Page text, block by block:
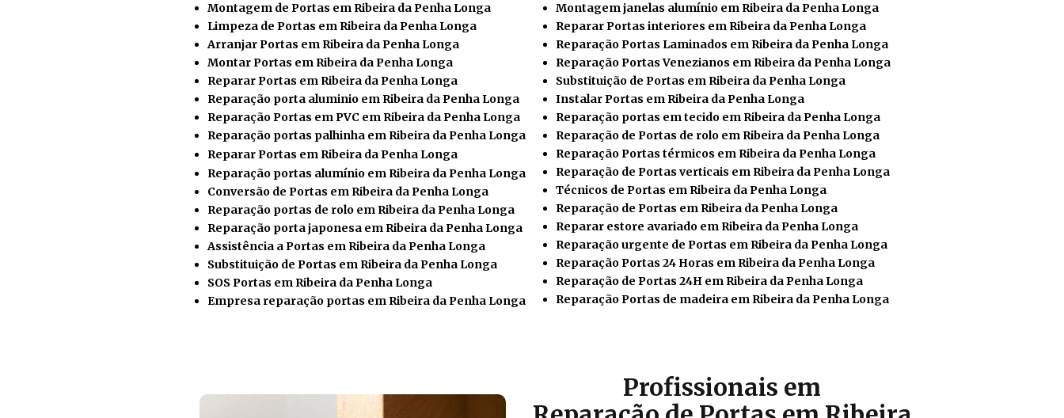
Montagem de Portas em Ribeira da Penha Longa
Limpeza de Portas em Ribeira da Penha Longa
Arranjar Portas em Ribeira da Penha Longa
Montar Portas em Ribeira da Penha Longa
RepararPortas em Ribeira da Penha Longa
Reparação porta aluminio em Ribeira da Penha Longa
Reparação Portas em PVC em Ribeira da Penha Longa
Reparação portas palhinha em Ribeira da Penha Longa
Reparar Portas em Ribeira da Penha Longa
Reparação portas alumínio em Ribeira da Penha Longa
Conversão de Portas em Ribeira da Penha Longa
Reparação portas de rolo em Ribeira da Penha Longa
Reparação porta japonesa em Ribeira da Penha Longa
Assistência a Portas em Ribeira da Penha Longa
Substituição de Portas em Ribeira da Penha Longa
SOS Portas em Ribeira da Penha Longa
Empresa reparação portas em Ribeira da Penha Longa
Montagem janelas alumínio em Ribeira da Penha Longa
Reparar Portas interiores em Ribeira da Penha Longa
Reparação Portas Laminados em Ribeira da Penha Longa
Reparação Portas Venezianos em Ribeira da Penha Longa
Substituição de Portas em Ribeira da Penha Longa
InstalarPortas em Ribeira da Penha Longa
Reparação portas em tecido em Ribeira da Penha Longa
Reparação de Portas de rolo em Ribeira da Penha Longa
Reparação Portas térmicos em Ribeira da Penha Longa
Reparação de Portas verticais em Ribeira da Penha Longa
Técnicos de Portas em Ribeira da Penha Longa
Reparação de Portas em Ribeira da Penha Longa
Reparar estore avariado em Ribeira da Penha Longa
Reparação urgente de Portas em Ribeira da Penha Longa
Reparação Portas 24 Horas em Ribeira da Penha Longa
Reparação de Portas 24H em Ribeira da Penha Longa
Reparação Portas de madeira em Ribeira da Penha Longa
Profissionais em